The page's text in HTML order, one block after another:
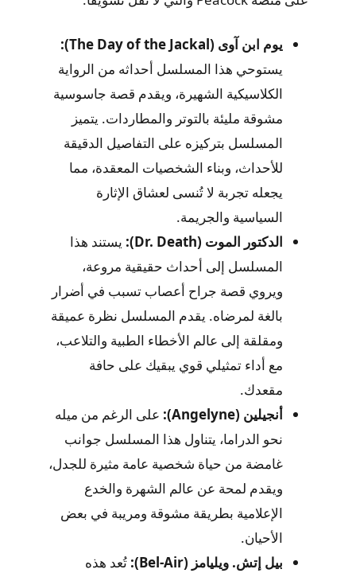
يوم ابن آوى (The Day of the Jackal):
يستوحي هذا المسلسل أحداثه من الرواية
الكلاسيكية الشهيرة، ويقدم قصة جاسوسية
مشوقة مليئة بالتوتر والمطاردات. يتميز
المسلسل بتركيزه على التفاصيل الدقيقة
للأحداث، وبناء الشخصيات المعقدة، مما
يجعله تجربة لا تُنسى لعشاق الإثارة
السياسية والجريمة.
الدكتور الموت (Dr. Death):
يستند هذا
المسلسل إلى أحداث حقيقية مروعة،
ويروي قصة جراح أعصاب تسبب في أضرار
بالغة لمرضاه. يقدم المسلسل نظرة عميقة
ومقلقة إلى عالم الأخطاء الطبية والتلاعب،
مع أداء تمثيلي قوي يبقيك على حافة
مقعدك.
أنجيلين (Angelyne):
على الرغم من ميله
نحو الدراما، يتناول هذا المسلسل جوانب
غامضة من حياة شخصية عامة مثيرة للجدل،
ويقدم لمحة عن عالم الشهرة والخدع
الإعلامية بطريقة مشوقة ومريبة في بعض
الأحيان.
بيل إتش. ويليامز (Bel-Air):
تُعد هذه